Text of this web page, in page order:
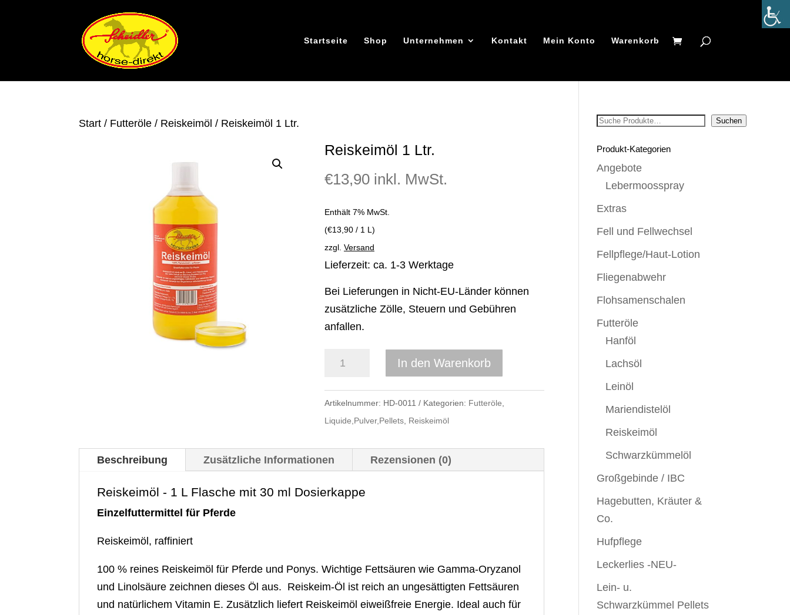
Startseite Shop Unternehmen Kontakt Mein Konto Warenkorb
Start / Futteröle / Reiskeimöl / Reiskeimöl 1 Ltr.
Reiskeimöl 1 Ltr.
€13,90 inkl. MwSt.
Enthält 7% MwSt.
(€13,90/ 1 L)
zzgl. Versand
Lieferzeit: ca. 1-3 Werktage
Bei Lieferungen in Nicht-EU-Länder können
zusätzliche Zölle, Steuern und Gebühren
anfallen.
Reiskeimöl
Ltr.
Menge
In den Warenkorb
Artikelnummer: HD-0011 Kategorien: Futteröle,
Liquide,Pulver,Pellets, Reiskeimöl
Beschreibung Zusätzliche Informationen Rezensionen (0)
Reiskeimöl - 1 L Flasche mit 30 ml Dosierkappe
Einzelfuttermittel für Pferde
Reiskeimöl, raffiniert
100 % reines Reiskeimöl für Pferde und Ponys. Wichtige Fettsäuren wie Gamma-Oryzanol
und Linolsäure zeichnen dieses Öl aus. Reiskeim-Öl ist reich an ungesättigten Fettsäuren
und natürlichem Vitamin E. Zusätzlich liefert Reiskeimöl eiweißfreie Energie. Ideal auch für
Suchen Suchen
Produkt-Kategorien
Angebote
Lebermoosspray
Extras
Fell und Fellwechsel
Fellpflege/Haut-Lotion
Fliegenabwehr
Flohsamenschalen
Futteröle
Hanföl
Lachsöl
Leinöl
Mariendistelöl
Reiskeimöl
Schwarzkümmelöl
Großgebinde / IBC
Hagebutten, Kräuter &
Co.
Hufpflege
Leckerlies -NEU-
Lein- u.
Schwarzkümmel Pellets